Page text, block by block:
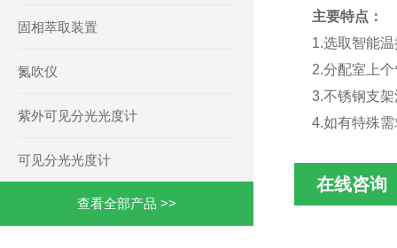
固相萃取装置
氮吹仪
紫外可见分光光度计
可见分光光度计
查看全部产品 >>
主要特点：
1.选取智能
2.分配室上
3.不锈钢支
4.如有特殊
在线咨询